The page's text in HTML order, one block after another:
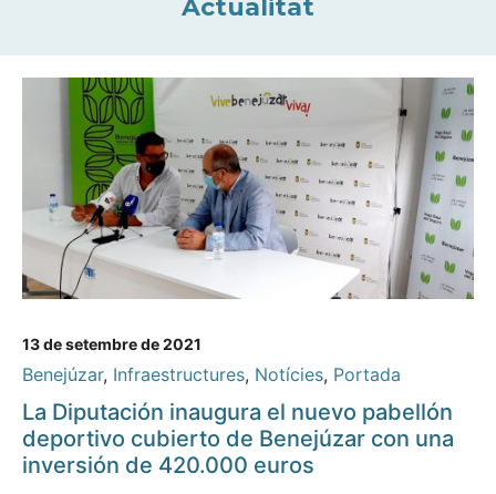
Actualitat
13 de setembre de 2021
Benejúzar, Infraestructures, Notícies, Portada
La Diputación inaugura el nuevo pabellón
deportivo cubierto de Benejúzar con una
inversión de 420.000 euros